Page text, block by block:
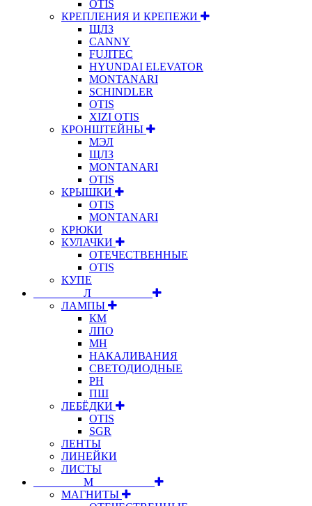
OTIS
КРЕПЛЕНИЯ И КРЕПЕЖИ
ЩЛЗ
CANNY
FUJITEC
HYUNDAI ELEVATOR
MONTANARI
SCHINDLER
OTIS
XIZI OTIS
КРОНШТЕЙНЫ
МЭЛ
ЩЛЗ
MONTANARI
OTIS
КРЫШКИ
OTIS
MONTANARI
КРЮКИ
КУЛАЧКИ
ОТЕЧЕСТВЕННЫЕ
OTIS
КУПЕ
⠀⠀⠀⠀⠀⠀Л⠀⠀⠀⠀⠀⠀⠀
ЛАМПЫ
КМ
ЛПО
МН
НАКАЛИВАНИЯ
СВЕТОДИОДНЫЕ
РН
ПШ
ЛЕБЁДКИ
OTIS
SGR
ЛЕНТЫ
ЛИНЕЙКИ
ЛИСТЫ
⠀⠀⠀⠀⠀⠀М⠀⠀⠀⠀⠀⠀⠀
МАГНИТЫ